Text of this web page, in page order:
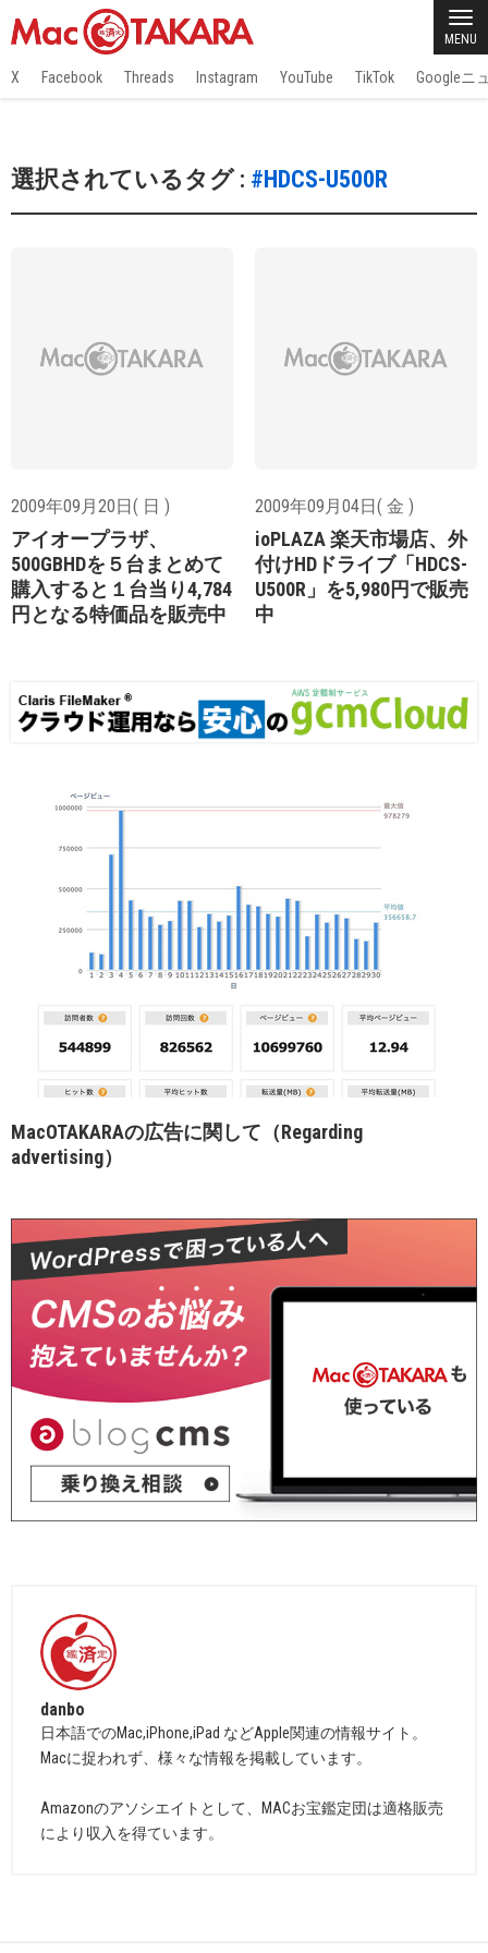
MENU
X Facebook Threads Instagram YouTube TikTok Googleニ
選択されているタグ : #HDCS-U500R
2009年09月20日( 日 )
アイオープラザ、
500GBHDを５台まとめて
購入すると１台当り4,784
円となる特価品を販売中
2009年09月04日( 金 )
ioPLAZA 楽天市場店、外
付けHDドライブ「HDCS-
U500R」を5,980円で販売
中
MacOTAKARAの広告に関して（Regarding
advertising）
danbo
日本語でのMac,iPhone,iPad などApple関連の情報サイト。
Macに捉われず、様々な情報を掲載しています。
Amazonのアソシエイトとして、MACお宝鑑定団は適格販売
により収入を得ています。